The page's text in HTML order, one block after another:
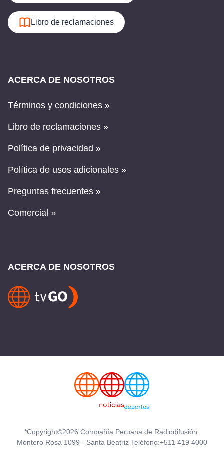
Libro de reclamaciones
ACERCA DE NOSOTROS
Términos y condiciones »
Libro de reclamaciones »
Política de privacidad »
Política de usos adicionales »
Preguntas frecuentes »
Comercial »
ACERCA DE NOSOTROS
*Copyright©2026 Compañía Peruana de Radiodifusión.
Montero Rosa 1099 - Santa Beatriz Teléfono:+511 419 4000